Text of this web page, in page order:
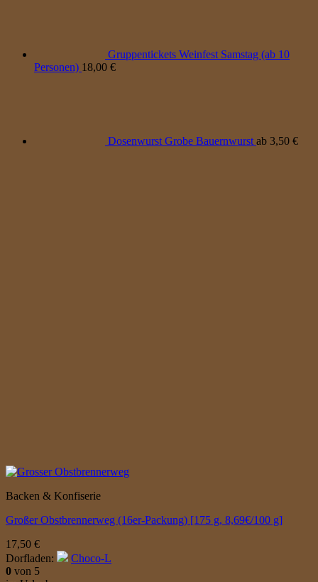
Gruppentickets Weinfest Samstag (ab 10
Personen) 18,00 €
Dosenwurst Grobe Bauernwurst ab 3,50 €
Backen & Konfiserie
Großer Obstbrennerweg (16er-Packung) [175 g, 8,69€/100 g]
17,50 €
Dorfladen:
Choco-L
0 von 5